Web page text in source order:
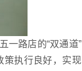
一路店的“双通道”
策执行良好，实现